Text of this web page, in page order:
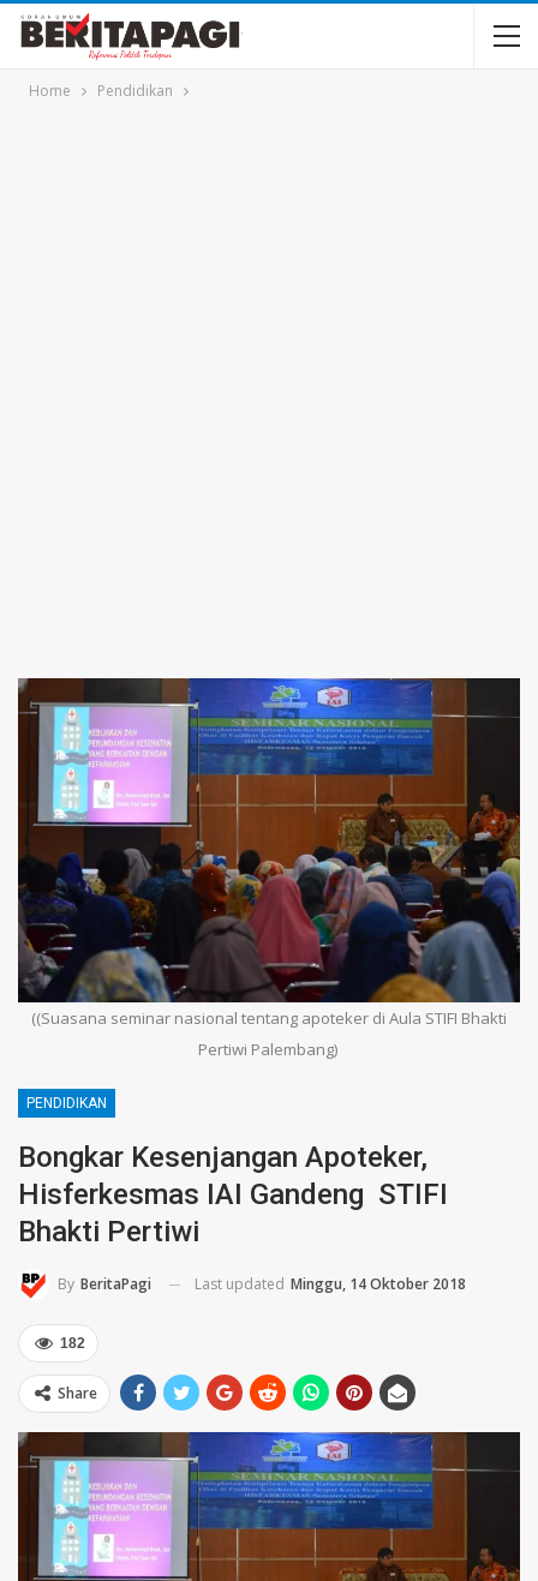
Home Pendidikan
((Suasana seminar nasional tentang apoteker di Aula STIFI Bhakti
Pertiwi Palembang)
PENDIDIKAN
Bongkar Kesenjangan Apoteker,
Hisferkesmas IAI Gandeng STIFI
Bhakti Pertiwi
By BeritaPagi Last updated Minggu, 14 Oktober 2018
182
Share